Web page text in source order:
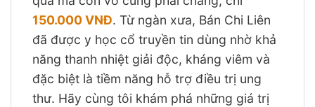
150.000 VNĐ. Từ ngàn xưa, Bán Chi Liên
đã được y học cổ truyền tin dùng nhờ khả
năng thanh nhiệt giải độc, kháng viêm và
đặc biệt là tiềm năng hỗ trợ điều trị ung
thư. Hãy cùng tôi khám phá những giá trị